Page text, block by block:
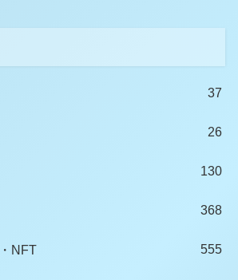
37
26
130
368
NFT 555